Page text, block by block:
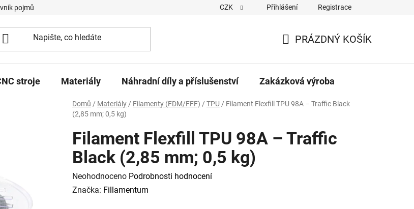
pojmů CZK Přihlášení Registrace
KOŠÍK
PRÁZDNÝ KOŠÍK
stroje Materiály Náhradní díly a příslušenství Zakázková výroba
Domů / Materiály / Filamenty (FDM/FFF) / TPU / Filament Flexfill TPU 98A – Traffic Black
(2,85 mm; 0,5 kg)
Filament Flexfill TPU 98A – Traffic
Black (2,85 mm; 0,5 kg)
Průměrné
hodnocení
Neohodnoceno Podrobnosti hodnocení
Značka: Fillamentum